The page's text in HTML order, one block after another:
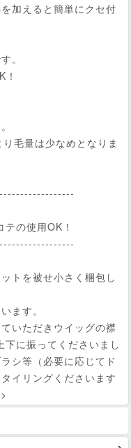
加えると簡単にクセ付
。
り毛量は少なめとなりま
の使用OK！
トを被せ小さく梱包し
ます。
いただきウイッグの襟
に振ってくださいまし
シ等（必要に応じてド
イリングくださいます